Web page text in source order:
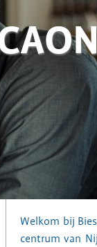
Welkom bij
centrum van